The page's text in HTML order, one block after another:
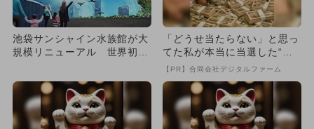
池袋サンシャイン水族館が大
規模リニューアル 世界初展
「どうせ当たらない」と思っ
てた私が本当に当選した“買
い方”がこれ
【PR】合同会社デジタルファーム